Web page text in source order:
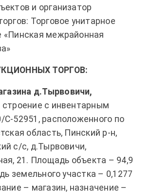
и организатор
Торговое унитарное
«Пинская межрайонная
ТОРГОВ:
д.Тырвовичи,
строение с инвентарным
52951, расположенного по
область, Пинский р-н,
с/с, д.Тырвовичи,
21. Площадь объекта – 94,9
земельного участка – 0,1277
– магазин, назначение –